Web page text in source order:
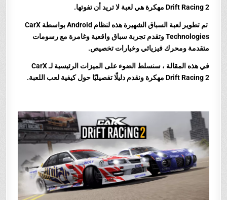
Drift Racing 2 مهكرة هي لعبة لا تريد أن تفوتها.
تم تطوير لعبة السباق الشهيرة هذه لنظام Android بواسطة CarX
Technologies وتقدم تجربة سباق واقعية وغامرة مع رسومات
متقدمة ومحرك فيزيائي وخيارات تخصيص.
في هذه المقالة ، سنسلط الضوء على الميزات الرئيسية لـ CarX
Drift Racing 2 مهكرة ونقدم دليلًا تفصيليًا حول كيفية لعب اللعبة.